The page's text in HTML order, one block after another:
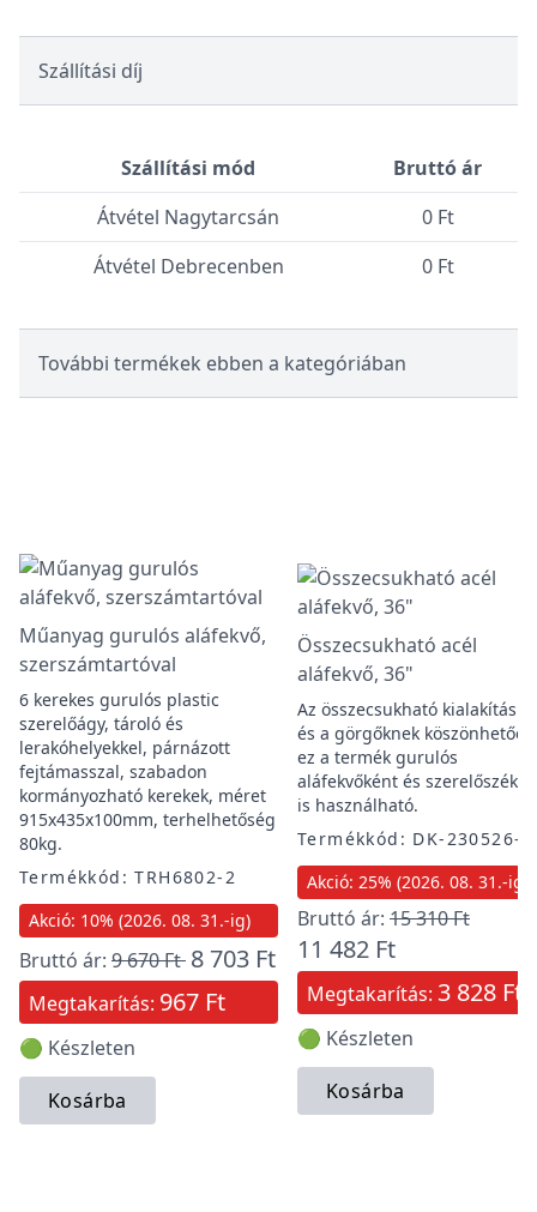
Szállítási díj
Szállítási mód
Bruttó ár
Átvétel Nagytarcsán
0 Ft
Átvétel Debrecenben
0 Ft
További termékek ebben a kategóriában
Műanyag gurulós aláfekvő,
szerszámtartóval
6 kerekes gurulós plastic
szerelőágy, tároló és
lerakóhelyekkel, párnázott
fejtámasszal, szabadon
kormányozható kerekek, méret
915x435x100mm, terhelhetőség
80kg.
Termékkód: TRH6802-2
Akció: 10% (2026. 08. 31.-ig)
Bruttó ár: 9 670 Ft 8 703 Ft
Megtakarítás: 967 Ft
🟢 Készleten
Kosárba
Összecsukható acél
aláfekvő, 36"
Az összecsukható
és a görgőknek köszönhetően
ez a termék gurulós
aláfekvőként és
is használható.
Termékkód: DK-230526-
Akció: 25% (2026. 08. 31.-ig)
Bruttó ár: 15 310 Ft
11 482 Ft
Megtakarítás: 3 828 Ft
🟢 Készleten
Kosárba